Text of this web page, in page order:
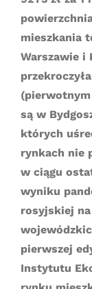
mieszkania
Warszawie i
są w
których
rynkach nie
w ciągu
wyniku
rosyjskiej
pierwszej
Instytutu